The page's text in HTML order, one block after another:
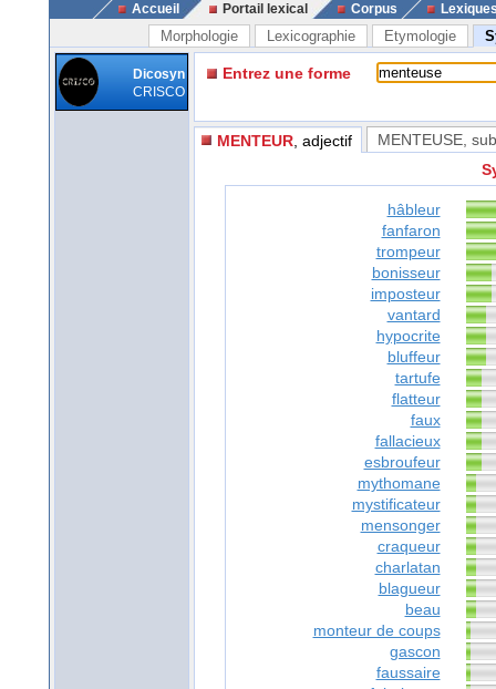
Accueil Portail lexical Corpus
Morphologie Lexicographie Etymologie
Dicosyn
CRISCO
Entrez une forme
MENTEUR , adjectif MENTEUSE,
hâbleur
fanfaron
trompeur
bonisseur
imposteur
vantard
hypocrite
bluffeur
tartufe
flatteur
faux
fallacieux
esbroufeur
mythomane
mystificateur
mensonger
craqueur
charlatan
blagueur
beau
monteur de coups
gascon
faussaire